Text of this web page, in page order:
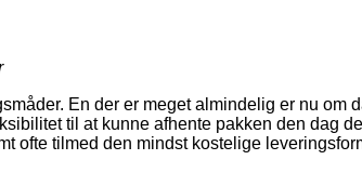
En der er meget almindelig er nu om
til at kunne afhente pakken den dag
ofte tilmed den mindst kostelige